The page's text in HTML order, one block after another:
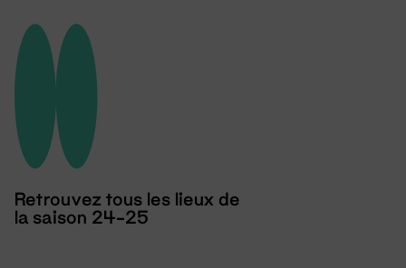
Retrouvez tous les lieux de
la saison 24-25